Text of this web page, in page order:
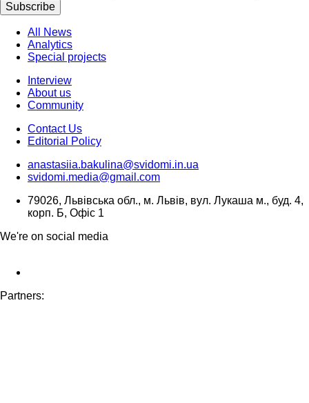
Subscribe
All News
Analytics
Special projects
Interview
About us
Community
Contact Us
Editorial Policy
anastasiia.bakulina@svidomi.in.ua
svidomi.media@gmail.com
79026, Львівська обл., м. Львів, вул. Лукаша м., буд. 4,
корп. Б, Офіс 1
We're on social media
Partners: